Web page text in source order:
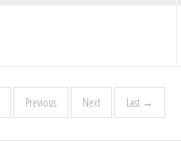
Previous Next Last →